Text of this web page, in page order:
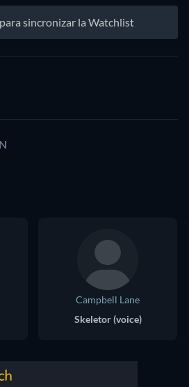
para sincronizar la Watchlist
Campbell Lane
Skeletor (voice)